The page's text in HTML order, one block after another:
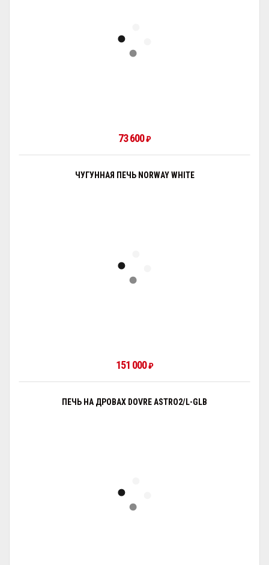
73 600₽
ЧУГУННАЯ ПЕЧЬ NORWAY WHITE
151 000₽
ПЕЧЬ НА ДРОВАХ DOVRE ASTRO2/L-GLB